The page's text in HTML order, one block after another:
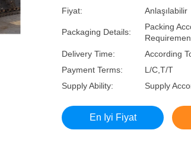
Fiyat: Anlaşılabilir
Packaging Details:
Packing
Delivery Time:
According
Payment Terms:
L/C,T/T
Supply Ability:
Supply
En Iyi Fiyat